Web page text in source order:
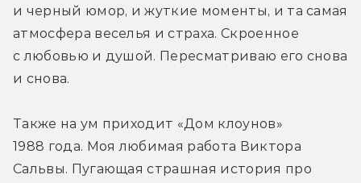
и черный юмор, и жуткие моменты, и та самая
атмосфера веселья и страха. Скроенное
с любовью и душой. Пересматриваю его снова
и снова.
Также на ум приходит «Дом клоунов»
1988 года. Моя любимая работа Виктора
Сальвы. Пугающая страшная история про